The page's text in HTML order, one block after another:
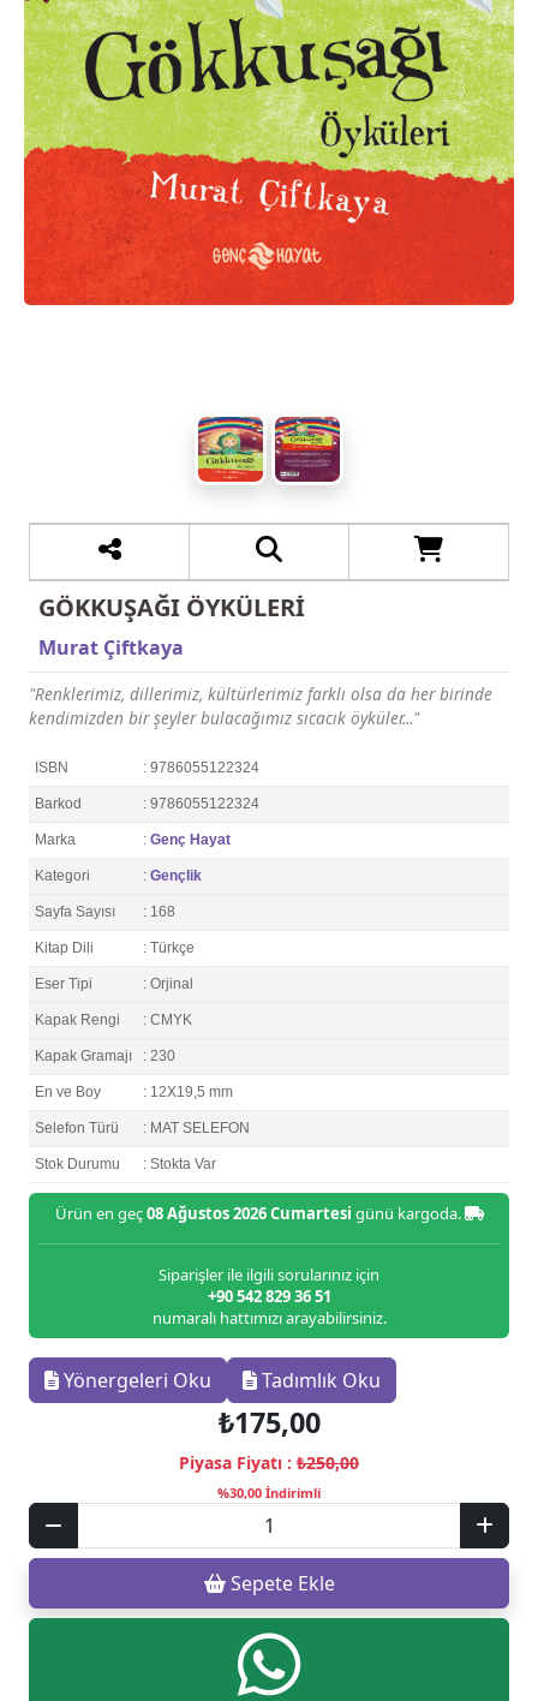
GÖKKUŞAĞI ÖYKÜLERİ
Murat Çiftkaya
"Renklerimiz, dillerimiz, kültürlerimiz farklı olsa da her birinde
kendimizden bir şeyler bulacağımız sıcacık öyküler..."
ISBN : 9786055122324
Barkod : 9786055122324
Marka : Genç Hayat
Kategori : Gençlik
Sayfa Sayısı : 168
Kitap Dili : Türkçe
Eser Tipi : Orjinal
Kapak Rengi : CMYK
Kapak Gramajı : 230
En ve Boy : 12X19,5 mm
Selefon Türü : MAT SELEFON
Stok Durumu : Stokta Var
Ürün en geç08 Ağustos 2026 Cumartesi günü kargoda.
Siparişler ile ilgili sorularınız için
+90 542 829 36 51
numaralı hattımızı arayabilirsiniz.
Yönergeleri Oku Tadımlık Oku
₺175,00
Piyasa Fiyatı : ₺250,00
%30,00 İndirimli
Sepete Ekle